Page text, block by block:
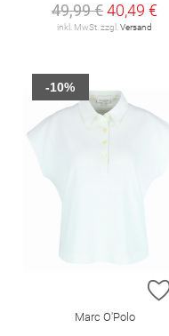
49,99 €40,49 €
inkl. MwSt. zzgl.Versand
Marc O'Polo
-10%